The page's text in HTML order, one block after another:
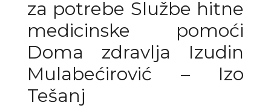
za potrebe Službe hitne
medicinske pomoći
Doma zdravlja Izudin
Mulabećirović – Izo
Tešanj